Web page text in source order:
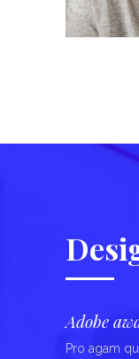
Adobe
Pro agam